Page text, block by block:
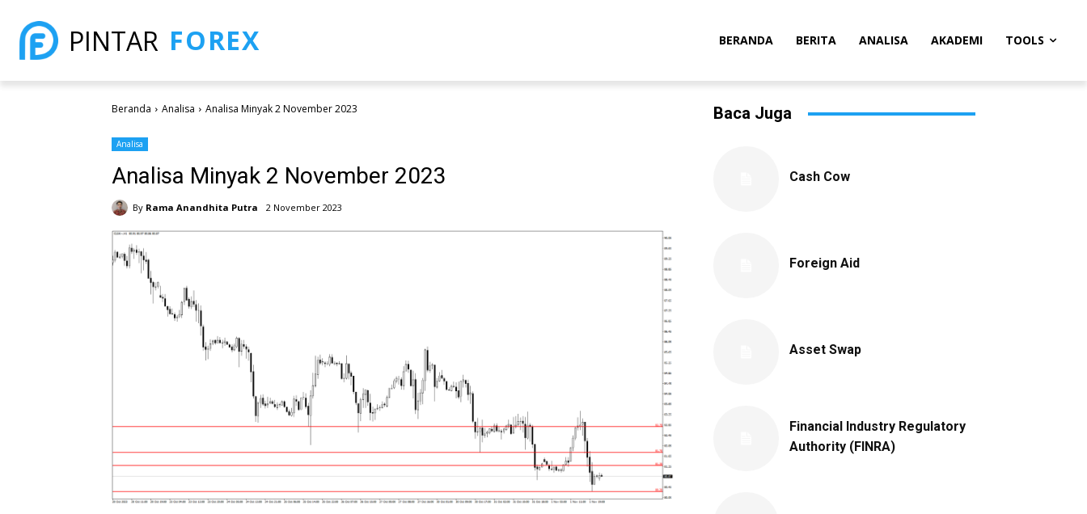
PINTAR FOREX BERANDA BERITA ANALISA AKADEMI TOOLS
Beranda Analisa Analisa Minyak 2 November 2023
Analisa
Analisa Minyak 2 November 2023
By Rama Anandhita Putra 2 November 2023
Baca Juga
Cash Cow
Foreign Aid
Asset Swap
Financial Industry Regulatory
Authority (FINRA)